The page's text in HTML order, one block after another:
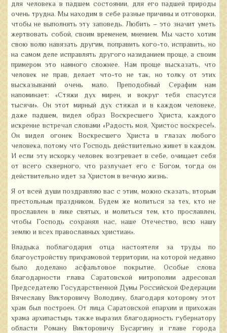
для человека в падшем состоянии, для его падшей природы
очень трудна. Мы находим в себе разные причины и отговорки,
чтобы не выполнять эту заповедь. Любить – это значит уметь
жертвовать собой, своим временем, мнением. Мы часто хотим
свою волю навязать другим, поправить кого-то, исправить, но
на самом деле исправлять другого назиданием проще, а своим
примером это намного сложнее. Нам проще высказать, что
человек не прав, делает что-то не так, но толку от этих
высказываний очень мало. Преподобный Серафим нам
напоминает: «Стяжи дух мирен, и вокруг тебя спасутся
тысячи». Он этот мирный дух стяжал и в каждом человеке,
даже падшем, видел образ Воскресшего Христа, каждого
искренне встречал словами «Радость моя, Христос воскресе!».
Он видел огонек Воскресшего Христа в глазах любого
человека, потому что Господь действительно живет в каждом.
И если эту искорку человек возгревает в себе, очищает себя
от всего скверного, что разлучает его с Богом, тогда он
действительно идет за Христом в вечную жизнь.
Я от всей души поздравляю вас с этим, можно сказать, вторым
престольным праздником. Будем же молиться за тех, кто не
прославлен в лике святых, и молиться тем, кто прославлен,
чтобы Господь сохранял нас, наше Отечество, всю нашу
землю и всех православных христиан».
Владыка поблагодарил отца настоятеля за труды по
благоустройству прихрамовой территории, на которой недавно
было доделано асфальтовое покрытие. Особые слова
благодарности глава Саратовской митрополии адресовал
Председателю Государственной Думы Российской Федерации
Вячеславу Викторовичу Володину, благодаря которому этот
храм был построен. От лица Саратовской епархии и прихожан
храма архипастырь также выразил благодарность губернатору
области Роману Викторовичу Бусаргину и главе города